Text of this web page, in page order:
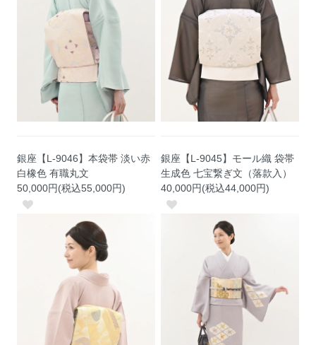
銀座【L-9046】本袋帯 淡い赤
白橡色 有職丸文
50,000円(税込55,000円)
銀座【L-9045】モール織 袋帯
生成色 七宝繋ぎ文（落款入）
40,000円(税込44,000円)